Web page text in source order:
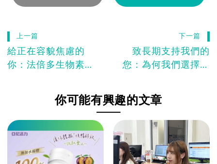
上一篇
給正在容貌焦慮的
你：法倍多生物素陪
下一篇
致長期支持我們的
您：為何我們選擇升
你可能有興趣的文章